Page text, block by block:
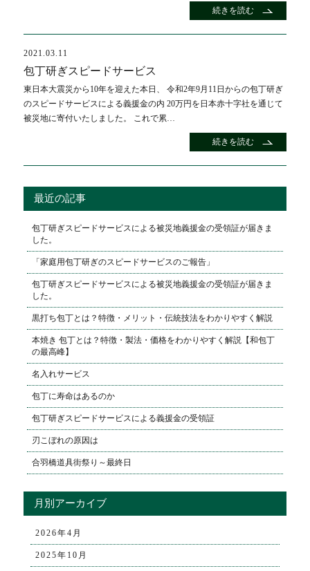
続きを読む
2021.03.11
包丁研ぎスピードサービス
東日本大震災から10年を迎えた本日、 令和2年9月11日からの包丁研ぎ
のスピードサービスによる義援金の内 20万円を日本赤十字社を通じて
被災地に寄付いたしました。 これで累…
続きを読む
最近の記事
包丁研ぎスピードサービスによる被災地義援金の受領証が届きま
した。
「家庭用包丁研ぎのスピードサービスのご報告」
包丁研ぎスピードサービスによる被災地義援金の受領証が届きま
した。
黒打ち包丁とは？特徴・メリット・伝統技法をわかりやすく解説
本焼き 包丁とは？特徴・製法・価格をわかりやすく解説【和包丁
の最高峰】
名入れサービス
包丁に寿命はあるのか
包丁研ぎスピードサービスによる義援金の受領証
刃こぼれの原因は
合羽橋道具街祭り～最終日
月別アーカイブ
2026年4月
2025年10月